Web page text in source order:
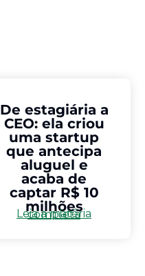
De estagiária a
CEO: ela criou
uma startup
que antecipa
aluguel e
acaba de
captar R$ 10
milhões
Leia a matéria completa